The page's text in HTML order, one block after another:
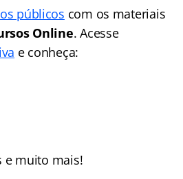
públicos com os materiais
Online. Acesse
e conheça:
e muito mais!